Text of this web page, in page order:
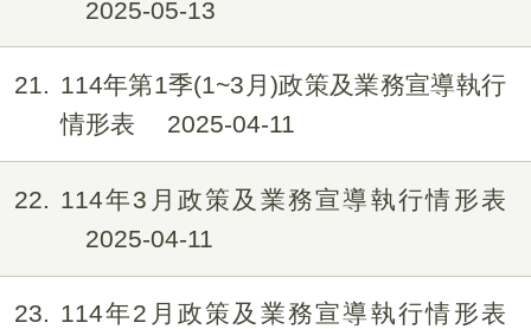
2025-05-13
21
114年第1季(1~3月)政策及業務宣導執行
情形表
2025-04-11
22
114年3月政策及業務宣導執行情形表
2025-04-11
23
114年2月政策及業務宣導執行情形表